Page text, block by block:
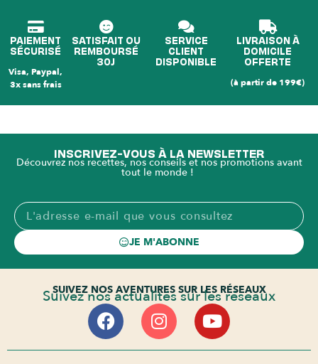
PAIEMENT
SÉCURISÉ
Visa, Paypal,
3x sans frais
SATISFAIT OU
REMBOURSÉ
30J
SERVICE
CLIENT
DISPONIBLE
LIVRAISON À
DOMICILE
OFFERTE
(à partir de 199€)
INSCRIVEZ-VOUS À LA NEWSLETTER
Découvrez nos recettes, nos conseils et nos promotions avant
tout le monde !
JE M'ABONNE
SUIVEZ NOS AVENTURES SUR LES RÉSEAUX
Suivez nos actualités sur les réseaux